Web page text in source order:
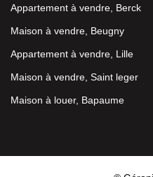
Appartement à vendre, Berck
Maison à vendre, Beugny
Appartement à vendre, Lille
Maison à vendre, Saint leger
Maison à louer, Bapaume